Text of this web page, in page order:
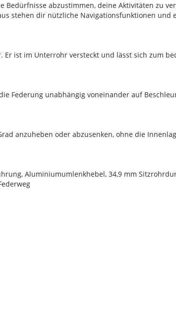
abzustimmen, deine Aktivitäten zu
stehen dir nützliche Navigationsfunktionen und
ist im Unterrohr versteckt und lässt sich zum
Federung unabhängig voneinander auf
anzuheben oder abzusenken, ohne die
Aluminiumumlenkhebel, 34,9 mm